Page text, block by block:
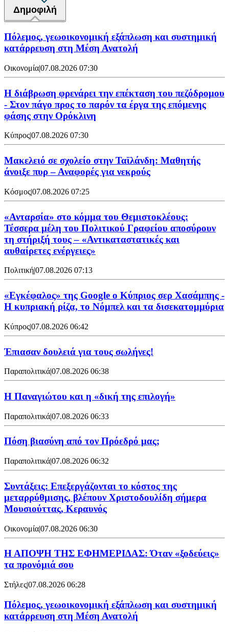
Δημοφιλή
Πόλεμος, γεωοικονομική εξάπλωση και συστημική
κατάρρευση στη Μέση Ανατολή
Οικονομία|07.08.2026 07:30
Η διάβρωση φρενάρει την επέκταση του πεζόδρομου
- Στον πάγο προς το παρόν τα έργα της επόμενης
φάσης στην Ορόκλινη
Κύπρος07.08.2026 07:30
Μακελειό σε σχολείο στην Ταϊλάνδη: Μαθητής
άνοιξε πυρ – Αναφορές για νεκρούς
Κόσμος|07.08.2026 07:25
«Ανταρσία» στο κόμμα του Θεμιστοκλέους:
Τέσσερα μέλη του Πολιτικού Γραφείου αποσύρουν
τη στήριξή τους – «Αντικαταστατικές και
αυθαίρετες ενέργειες»
Πολιτική|07.08.2026 07:13
«Εγκέφαλος» της Google ο Κύπριος σερ Χασάμπης -
Η κυπριακή ρίζα, το Νόμπελ και τα δισεκατομμύρια
Κύπρος|07.08.2026 06:42
Έπιασαν δουλειά για τους σωλήνες!
Παραπολιτικά|07.08.2026 06:38
Η Παναγιώτου και η «δική της επιλογή»
Παραπολιτικά|07.08.2026 06:33
Πόση βιασύνη από τον Πρόεδρό μας;
Παραπολιτικά|07.08.2026 06:32
Συντάξεις: Επεξεργάζονται το κόστος της
μεταρρύθμισης, βλέπουν Χριστοδουλίδη σήμερα
Μουσιούττας, Κεραυνός
Οικονομία|07.08.2026 06:30
Η ΑΠΟΨΗ ΤΗΣ ΕΦΗΜΕΡΙΔΑΣ: Όταν «ξοδεύεις»
τα προνόμιά σου
Στήλες|07.08.2026 06:28
Πόλεμος, γεωοικονομική εξάπλωση και συστημική
κατάρρευση στη Μέση Ανατολή